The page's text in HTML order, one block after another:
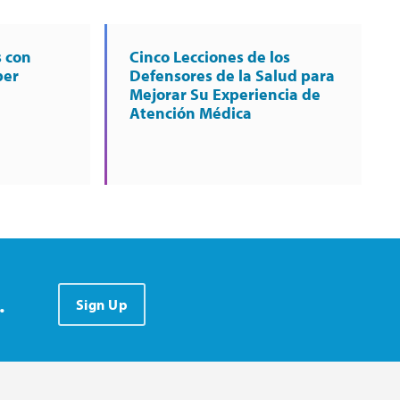
con
Cinco Lecciones de los
Defensores de la Salud para
Mejorar Su Experiencia de
Atención Médica
Sign Up